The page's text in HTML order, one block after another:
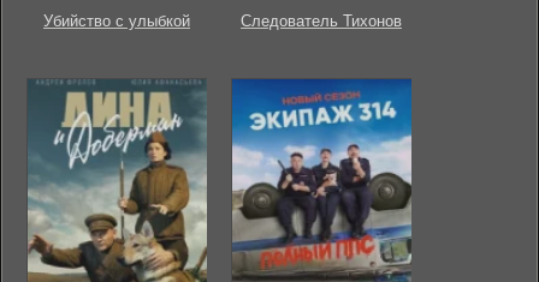
Убийство с улыбкой Следователь Тихонов